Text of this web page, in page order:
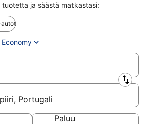
ja säästä matkastasi:
Economy
Portugali
Paluu